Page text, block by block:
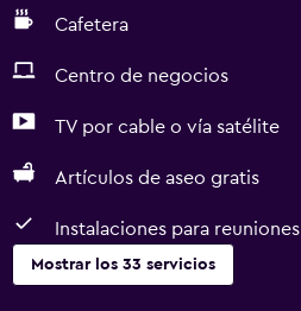
Cafetera
Centro de negocios
TV por cable o vía satélite
Artículos de aseo gratis
Instalaciones para reuniones
Mostrar los 33 servicios